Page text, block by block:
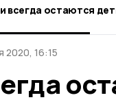
всегда остаются
2020, 16:15